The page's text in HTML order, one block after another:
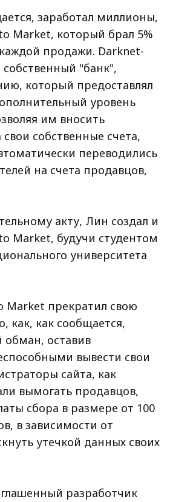
заработал миллионы,
Market, который брал 5%
продажи. Darknet-
"банк",
который предоставлял
уровень
им вносить
собственные счета,
переводились
на счета продавцов,
акту, Лин создал и
Market, будучи студентом
университета
Market прекратил свою
как, как сообщается,
обман, оставив
вывести свои
сайта, как
вымогать продавцов,
сбора в размере от 100
в зависимости от
утечкой данных своих
разработчик